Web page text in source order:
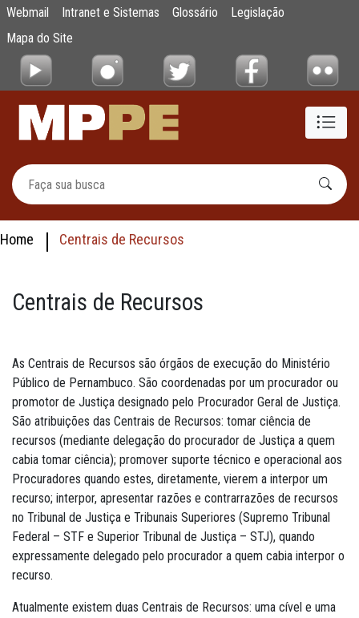
Pular para o Conteúdo principal
Centrais de Recursos
Webmail Intranet e Sistemas Glossário
Legislação
Mapa do Site
Home Centrais de Recursos
Centrais de Recursos
As Centrais de Recursos são órgãos de execução do Ministério
Público de Pernambuco. São coordenadas por um procurador ou
promotor de Justiça designado pelo Procurador Geral de Justiça.
São atribuições das Centrais de Recursos: tomar ciência de
recursos (mediante delegação do procurador de Justiça a quem
cabia tomar ciência); promover suporte técnico e operacional aos
Procuradores quando estes, diretamente, vierem a interpor um
recurso; interpor, apresentar razões e contrarrazões de recursos
no Tribunal de Justiça e Tribunais Superiores (Supremo Tribunal
Federal – STF e Superior Tribunal de Justiça – STJ), quando
expressamente delegado pelo procurador a quem cabia interpor o
recurso.
Atualmente existem duas Centrais de Recursos: uma cível e uma